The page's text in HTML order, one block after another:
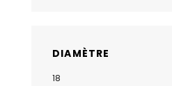
DIAMÈTRE
18